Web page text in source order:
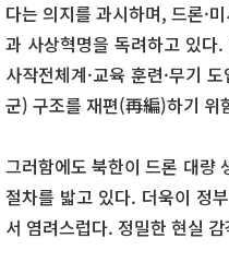
다는 의지를 과시하며, 드론·
과 사상혁명을 독려하고 있다
사작전체계·교육 훈련·무기
군) 구조를 재편(再編)하기 위
그러함에도 북한이 드론 대량
절차를 밟고 있다. 더욱이 정
서 염려스럽다. 정밀한 현실